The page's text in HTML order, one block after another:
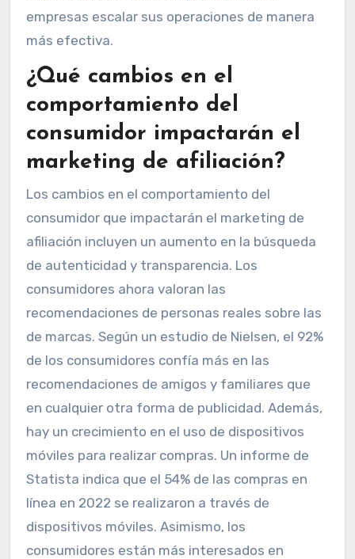
empresas escalar sus operaciones de manera
más efectiva.
¿Qué cambios en el
comportamiento del
consumidor impactarán el
marketing de afiliación?
Los cambios en el comportamiento del
consumidor que impactarán el marketing de
afiliación incluyen un aumento en la búsqueda
de autenticidad y transparencia. Los
consumidores ahora valoran las
recomendaciones de personas reales sobre las
de marcas. Según un estudio de Nielsen, el 92%
de los consumidores confía más en las
recomendaciones de amigos y familiares que
en cualquier otra forma de publicidad. Además,
hay un crecimiento en el uso de dispositivos
móviles para realizar compras. Un informe de
Statista indica que el 54% de las compras en
línea en 2022 se realizaron a través de
dispositivos móviles. Asimismo, los
consumidores están más interesados en